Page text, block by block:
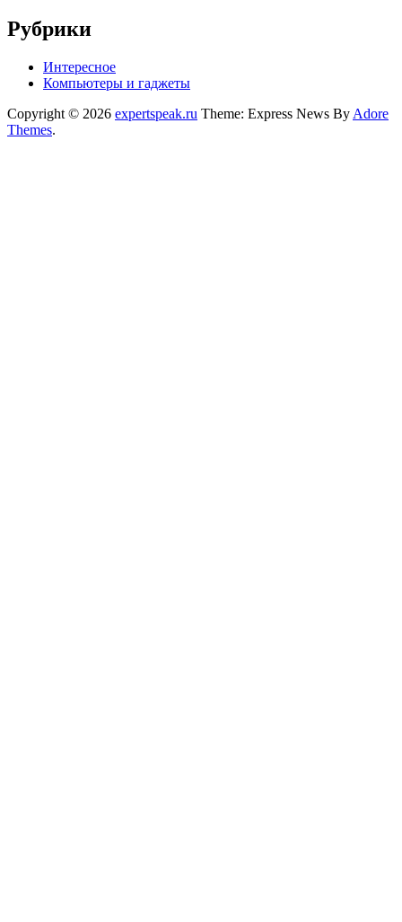
Рубрики
Интересное
Компьютеры и гаджеты
Copyright © 2026 expertspeak.ru Theme: Express News By Adore
Themes.